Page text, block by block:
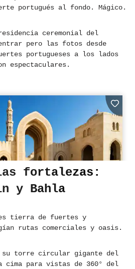
portugués al fondo. Mágico.
ceremonial del
pero las fotos desde
portugueses a los lados
espectaculares.
fortalezas:
y Bahla
tierra de fuertes y
rutas comerciales y oasis.
su torre circular gigante del
para vistas de 360° del